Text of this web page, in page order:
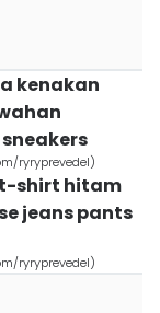
kenakan
ryryprevedel)
t-shirt hitam
jeans pants
ryryprevedel)